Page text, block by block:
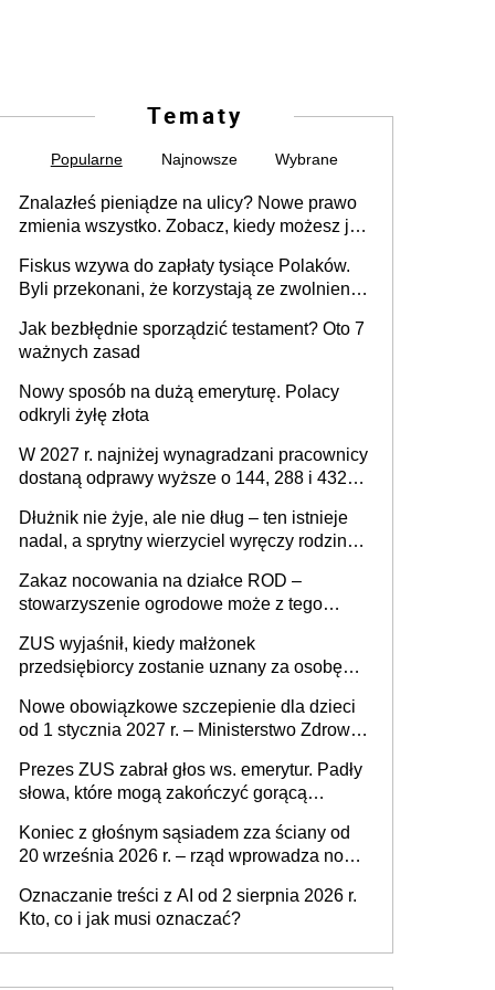
Tematy
Popularne Najnowsze Wybrane
Znalazłeś pieniądze na ulicy? Nowe prawo
zmienia wszystko. Zobacz, kiedy możesz je
Fiskus wzywa do zapłaty tysiące Polaków.
Byli przekonani, że korzystają ze zwolnienia
Jak bezbłędnie sporządzić testament? Oto 7
ważnych zasad
Nowy sposób na dużą emeryturę. Polacy
odkryli żyłę złota
W 2027 r. najniżej wynagradzani pracownicy
dostaną odprawy wyższe o 144, 288 i 432
Dłużnik nie żyje, ale nie dług – ten istnieje
nadal, a sprytny wierzyciel wyręczy rodzinę
Zakaz nocowania na działce ROD –
stowarzyszenie ogrodowe może z tego
działki (wypowiedzieć dzierżawę)?
ZUS wyjaśnił, kiedy małżonek
przedsiębiorcy zostanie uznany za osobę
Nowe obowiązkowe szczepienie dla dzieci
od 1 stycznia 2027 r. – Ministerstwo Zdrowia
2027 r.
Prezes ZUS zabrał głos ws. emerytur. Padły
słowa, które mogą zakończyć gorącą
Koniec z głośnym sąsiadem zza ściany od
20 września 2026 r. – rząd wprowadza nowe
mieszkańców
Oznaczanie treści z AI od 2 sierpnia 2026 r.
Kto, co i jak musi oznaczać?